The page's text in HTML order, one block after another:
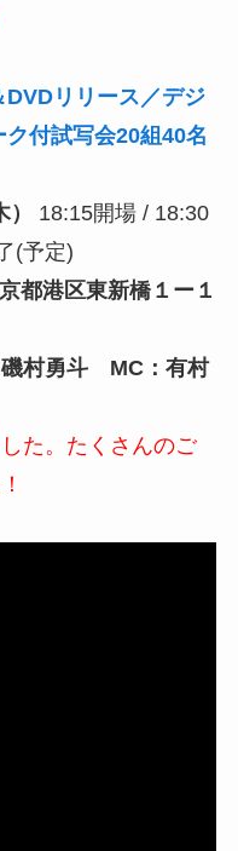
DVDリリース／デジ
付試写会20組40名
18:15開場 / 18:30
(予定)
都港区東新橋１ー１
磯村勇斗 MC：有村
た。たくさんのご